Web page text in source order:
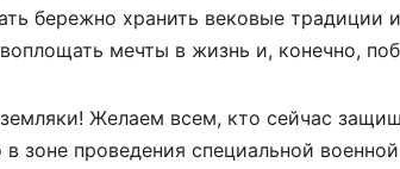
бережно хранить вековые традиции
мечты в жизнь и, конечно,
Желаем всем, кто сейчас
в зоне проведения специальной